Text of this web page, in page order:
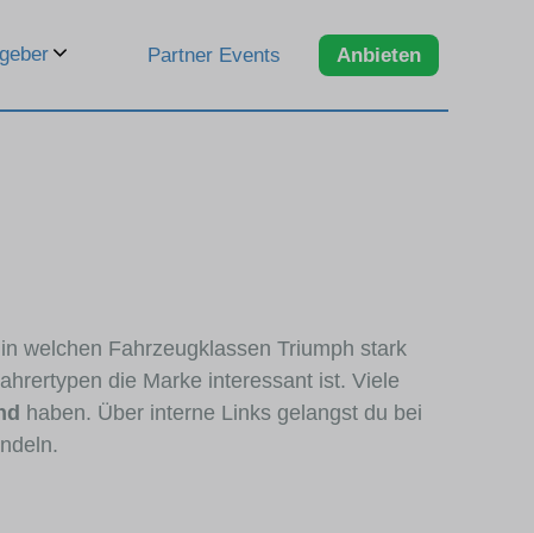
Partner Events Anbieten
welchen Fahrzeugklassen Triumph stark
die Marke interessant ist. Viele
haben. Über interne Links gelangst du bei